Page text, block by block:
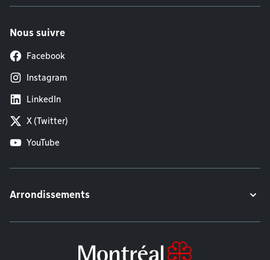
Nous suivre
Facebook
Instagram
LinkedIn
X (Twitter)
YouTube
Arrondissements